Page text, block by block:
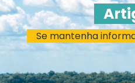
Se mantenha